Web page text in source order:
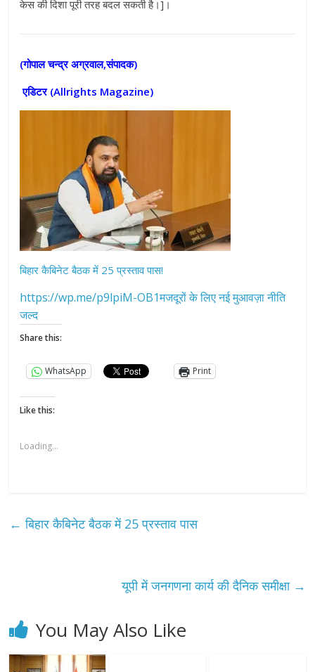
केस की दिशा पूरी तरह बदल सकती है।]।
(गोपाल चन्द्र अग्रवाल,संपादक)
एडिटर (Allrights Magazine)
बिहार कैबिनेट बैठक में 25 प्रस्ताव पास!
https://wp.me/p9lpiM-OB1मजदूरों के लिए नई मुआवज़ा नीति
जल्द
Share this:
WhatsApp Print
Like this:
Loading...
← बिहार कैबिनेट बैठक में 25 प्रस्ताव पास
यूपी में जनगणना कार्य की दैनिक समीक्षा →
You May Also Like